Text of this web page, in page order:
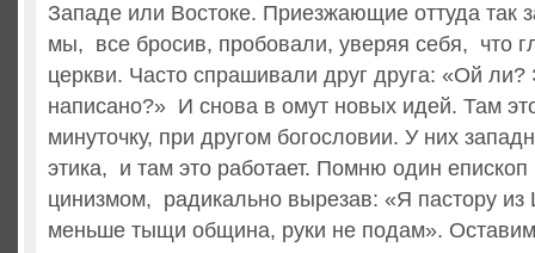
Западе или Востоке. Приезжающие оттуда так
мы, все бросив, пробовали, уверяя себя, что
церкви. Часто спрашивали друг друга: «Ой ли?
написано?» И снова в омут новых идей. Там
минуточку, при другом богословии. У них
этика, и там это работает. Помню один епископ
цинизмом, радикально вырезав: «Я пастору из
меньше тыщи община, руки не подам». Оставим